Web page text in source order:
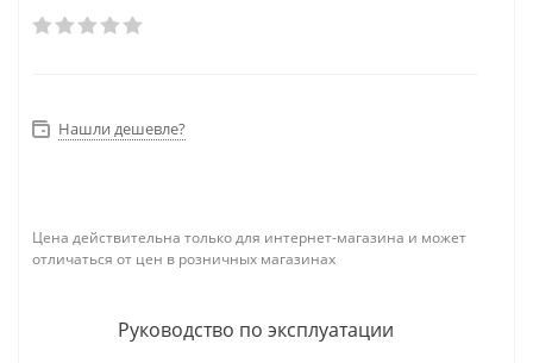
Нашли дешевле?
Цена действительна только для интернет-магазина и может
отличаться от цен в розничных магазинах
Руководство по эксплуатации